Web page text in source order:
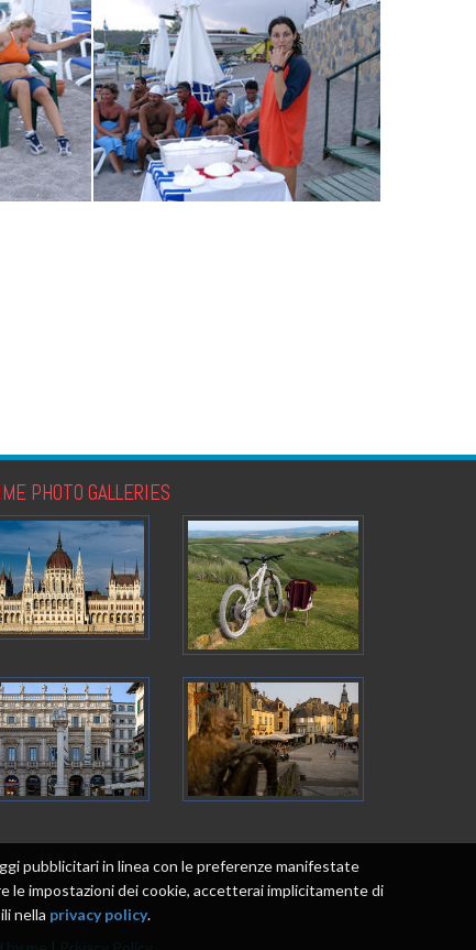
PHOTO GALLERIES
pubblicitari in linea con le preferenze manifestate
le impostazioni dei cookie, accetterai implicitamente di
nella privacy policy.